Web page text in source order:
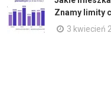
Znamy limity
3 kwiecień